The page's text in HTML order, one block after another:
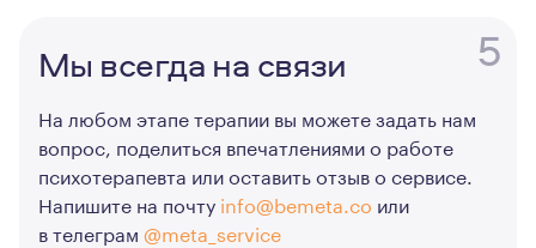
5
Мы всегда на связи
На любом этапе терапии вы можете задать нам
вопрос, поделиться впечатлениями о работе
психотерапевта или оставить отзыв о сервисе.
Напишите на почту info@bemeta.co или
в телеграм @meta_service